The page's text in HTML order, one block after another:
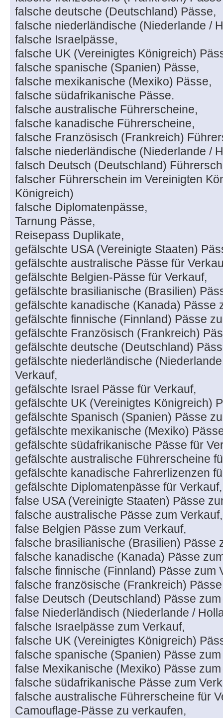
falsche deutsche (Deutschland) Pässe,
falsche niederländische (Niederlande /
falsche Israelpässe,
falsche UK (Vereinigtes Königreich)
falsche spanische (Spanien) Pässe,
falsche mexikanische (Mexiko) Pässe,
falsche südafrikanische Pässe.
falsche australische Führerscheine,
falsche kanadische Führerscheine,
falsche Französisch (Frankreich)
falsche niederländische (Niederlande /
falsch Deutsch (Deutschland)
falscher Führerschein im Vereinigten
Königreich)
falsche Diplomatenpässe,
Tarnung Pässe,
Reisepass Duplikate,
gefälschte USA (Vereinigte Staaten)
gefälschte australische Pässe für
gefälschte Belgien-Pässe für Verkauf,
gefälschte brasilianische (Brasilien)
gefälschte kanadische (Kanada) Pässe
gefälschte finnische (Finnland) Pässe
gefälschte Französisch (Frankreich)
gefälschte deutsche (Deutschland)
gefälschte niederländische
Verkauf,
gefälschte Israel Pässe für Verkauf,
gefälschte UK (Vereinigtes Königreich)
gefälschte Spanisch (Spanien) Pässe
gefälschte mexikanische (Mexiko)
gefälschte südafrikanische Pässe für
gefälschte australische Führerscheine
gefälschte kanadische Fahrerlizenzen
gefälschte Diplomatenpässe für Verkauf,
false USA (Vereinigte Staaten) Pässe
falsche australische Pässe zum Verkauf,
false Belgien Pässe zum Verkauf,
falsche brasilianische (Brasilien) Pässe
falsche kanadische (Kanada) Pässe
falsche finnische (Finnland) Pässe zum
falsche französische (Frankreich)
false Deutsch (Deutschland) Pässe
false Niederländisch (Niederlande /
falsche Israelpässe zum Verkauf,
falsche UK (Vereinigtes Königreich)
falsche spanische (Spanien) Pässe
false Mexikanische (Mexiko) Pässe
falsche südafrikanische Pässe zum
falsche australische Führerscheine für
Camouflage-Pässe zu verkaufen,